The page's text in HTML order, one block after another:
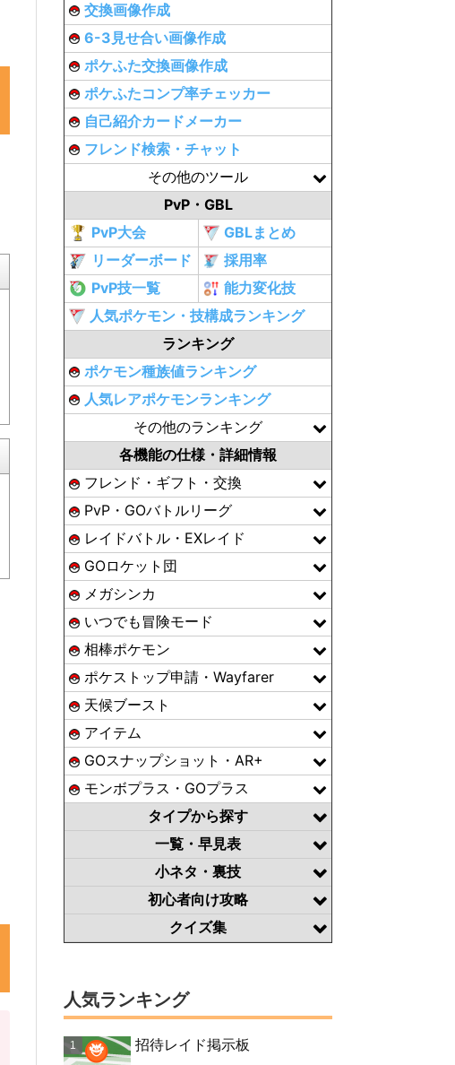
交換画像作成
6-3見せ合い画像作成
ポケふた交換画像作成
ポケふたコンプ率チェッカー
自己紹介カードメーカー
フレンド検索・チャット
その他のツール
PvP・GBL
PvP大会
GBLまとめ
リーダーボード
採用率
PvP技一覧
能力変化技
人気ポケモン・技構成ランキング
ランキング
ポケモン種族値ランキング
人気レアポケモンランキング
その他のランキング
各機能の仕様・詳細情報
フレンド・ギフト・交換
PvP・GOバトルリーグ
レイドバトル・EXレイド
GOロケット団
メガシンカ
いつでも冒険モード
相棒ポケモン
ポケストップ申請・Wayfarer
天候ブースト
アイテム
GOスナップショット・AR+
モンボプラス・GOプラス
タイプから探す
一覧・早見表
小ネタ・裏技
初心者向け攻略
クイズ集
人気ランキング
招待レイド掲示板